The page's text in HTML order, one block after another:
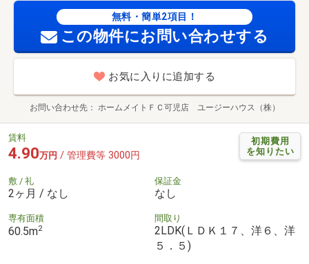
無料・簡単2項目！
この物件にお問い合わせする
お気に入りに追加する
お問い合わせ先 ホームメイトＦＣ可児店 ユージーハウス（株）
初期費用
を知りたい
賃料
4.90万円 / 管理費等 3000円
敷 / 礼
2ヶ月 / なし
保証金
なし
専有面積
60.5m2
間取り
2LDK(ＬＤＫ１７、洋６、洋
５．５)